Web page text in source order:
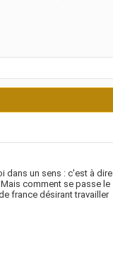
dans un sens : c'est à dire
comment se passe le
france désirant travailler